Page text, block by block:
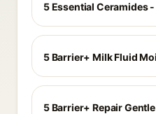
5 Essential Ceramides
5 Barrier+ Milk Fluid
5 Barrier+ Repair